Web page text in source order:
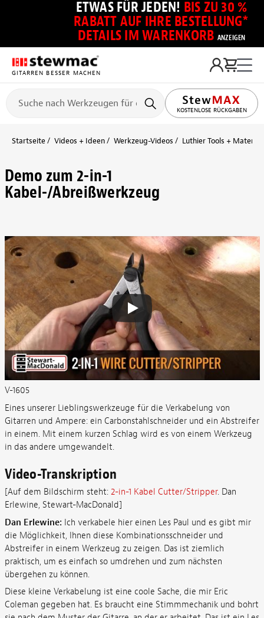
ETWAS FÜR JEDEN! BIS ZU 30 %
RABATT AUF IHRE BESTELLUNG*
DETAILS IM WARENKORB ANZEIGEN
GITARREN BESSER MACHEN
KOSTENLOSE RÜCKGABEN
Startseite Videos + Ideen Werkzeug-Videos Luthier Tools +
Demo zum 2-in-1
Kabel-/Abreißwerkzeug
V-1605
Eines unserer Lieblingswerkzeuge für die Verkabelung von
Gitarren und Ampere: ein Carbonstahlschneider und ein Abstreifer
in einem. Mit einem kurzen Schlag wird es von einem Werkzeug
in das andere umgewandelt.
Video-Transkription
[Auf dem Bildschirm steht: 2-in-1 Kabel Cutter/Stripper. Dan
Erlewine, Stewart-MacDonald]
Dan Erlewine: Ich verkabele hier einen Les Paul und es gibt mir
die Möglichkeit, Ihnen diese Kombinationsschneider und
Abstreifer in einem Werkzeug zu zeigen. Das ist ziemlich
praktisch, um es einfach so umdrehen und zum nächsten
übergehen zu können.
Diese kleine Verkabelung ist eine coole Sache, die mir Eric
Coleman gegeben hat. Es braucht eine Stimmmechanik und bohrt